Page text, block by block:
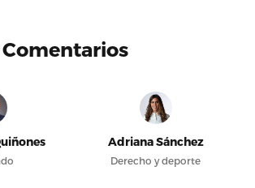
Adriana Sánchez
Derecho y deporte